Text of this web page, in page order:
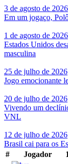
3 de agosto de 2026
Em um jogaço,
1 de agosto de 2026
Estados Unidos
masculina
25 de julho de 2026
Jogo emocionante
20 de julho de 2026
Vivendo um
VNL
12 de julho de 2026
Brasil cai para os
#
Jogador 1